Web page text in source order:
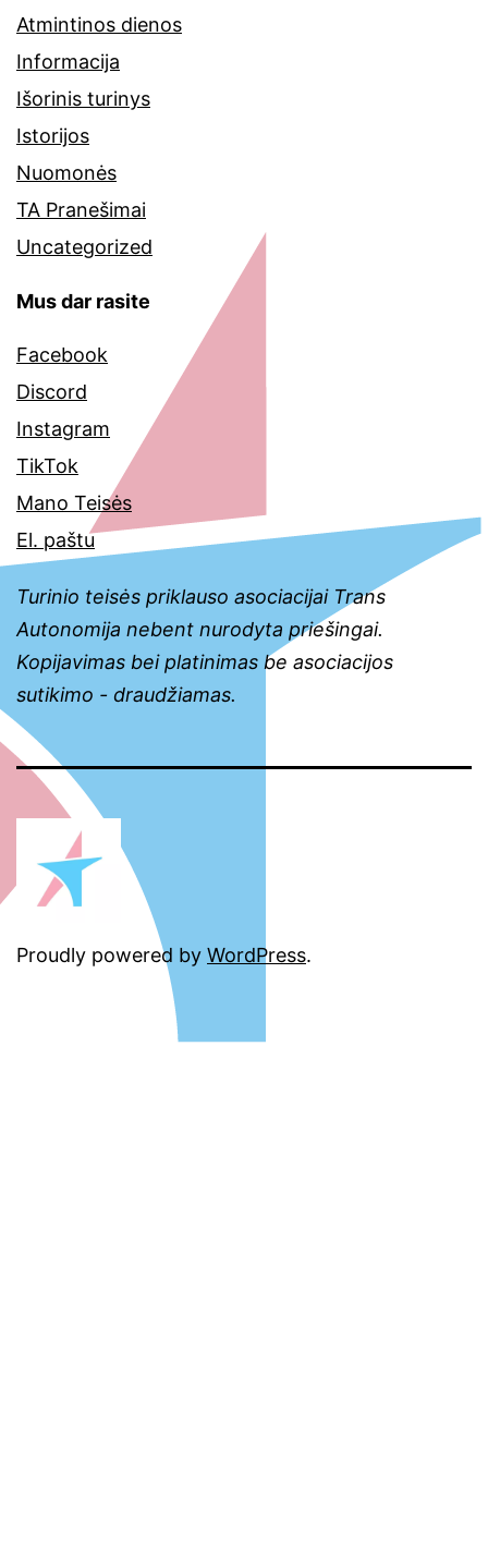
Atmintinos dienos
Informacija
Išorinis turinys
Istorijos
Nuomonės
TA Pranešimai
Uncategorized
Mus dar rasite
Facebook
Discord
Instagram
TikTok
Mano Teisės
El. paštu
Turinio teisės priklauso asociacijai Trans
Autonomija nebent nurodyta priešingai.
Kopijavimas bei platinimas be asociacijos
sutikimo - draudžiamas.
Proudly powered by WordPress.